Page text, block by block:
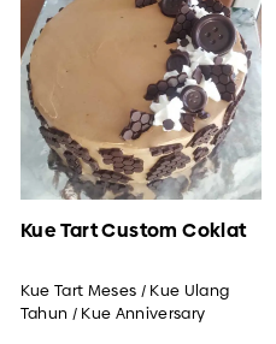
Kue Tart Custom Coklat
Kue Tart Meses / Kue Ulang
Tahun / Kue Anniversary